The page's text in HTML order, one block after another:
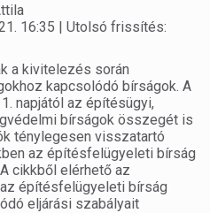
16:35 | Utolsó frissítés:
a kivitelezés során
kapcsolódó bírságok. A
napjától az építésügyi,
bírságok összegét is
ténylegesen visszatartó
az építésfelügyeleti bírság
cikkből elérhető az
építésfelügyeleti bírság
eljárási szabályait